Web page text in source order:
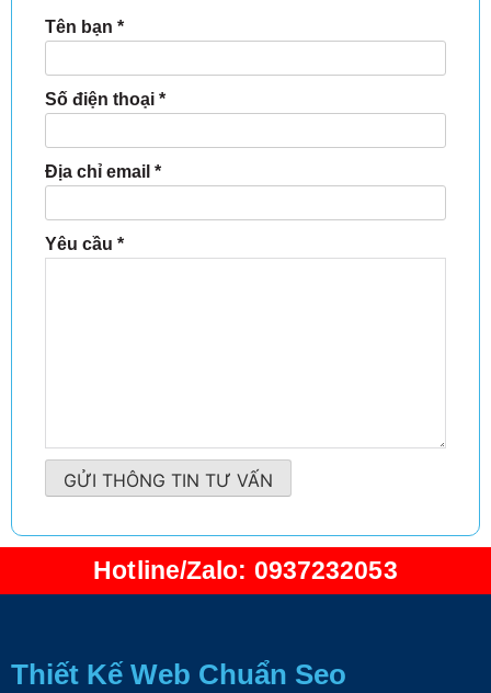
Tên bạn *
Số điện thoại *
Địa chỉ email *
Yêu cầu *
GỬI THÔNG TIN TƯ VẤN
Hotline/Zalo: 0937232053
Thiết Kế Web Chuẩn Seo